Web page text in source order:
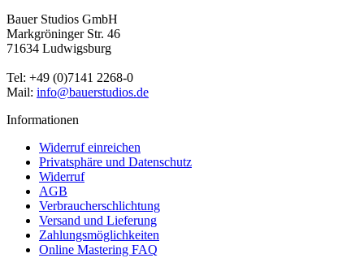
Bauer Studios GmbH
Markgröninger Str. 46
71634 Ludwigsburg
Tel: +49 (0)7141 2268-0
Mail: info@bauerstudios.de
Informationen
Widerruf einreichen
Privatsphäre und Datenschutz
Widerruf
AGB
Verbraucherschlichtung
Versand und Lieferung
Zahlungsmöglichkeiten
Online Mastering FAQ